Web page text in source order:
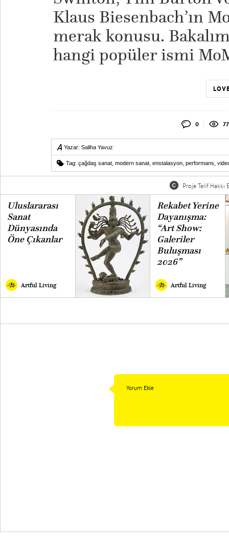
Klaus Biesenbach’ın
merak konusu.
hangi popüler ismi
0
Yazar: Saliha Yavuz
Tag: çağdaş sanat modern sanat enstalasyon performans
Proje Telif Hakkı
Uluslararası
Sanat
Dünyasında
Öne Çıkanlar
Artful Living
Rekabet Yerine
Dayanışma:
“Art Show:
Galeriler
Buluşması
2026”
Artful Living